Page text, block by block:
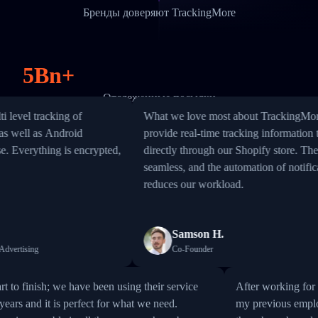
Бренды доверяют TrackingMore
5Bn+
Отслеженные посылки
135
Охваченные страны
tracking of
as Android
What we love most about TrackingMore is
provide real-time tracking information to our
directly through our Shopify store. The
seamless, and the automation of
reduces our workload.
Samson H.
Co-Founder
start to finish; we have been using their service
10 years and it is perfect for what we need.
After
my